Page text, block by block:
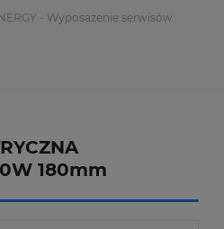
- Wyposażenie serwisów
180mm